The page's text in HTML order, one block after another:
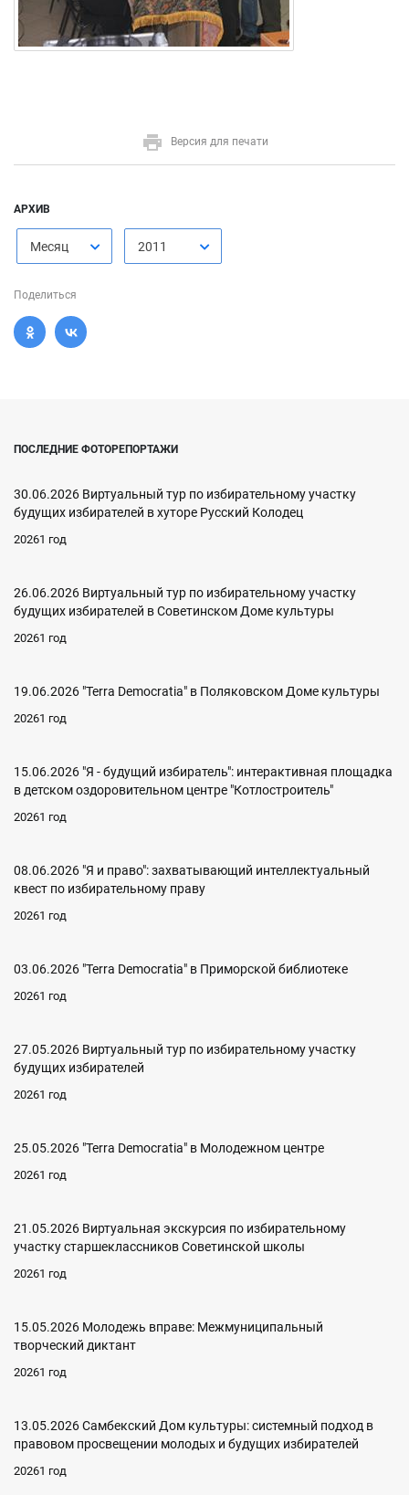
Версия для печати
АРХИВ
Месяц 2011
Поделиться
ПОСЛЕДНИЕ ФОТОРЕПОРТАЖИ
30.06.2026 Виртуальный тур по избирательному участку
будущих избирателей в хуторе Русский Колодец
20261 год
26.06.2026 Виртуальный тур по избирательному участку
будущих избирателей в Советинском Доме культуры
20261 год
19.06.2026 "Terra Democratia" в Поляковском Доме культуры
20261 год
15.06.2026 "Я - будущий избиратель": интерактивная площадка
в детском оздоровительном центре "Котлостроитель"
20261 год
08.06.2026 "Я и право": захватывающий интеллектуальный
квест по избирательному праву
20261 год
03.06.2026 "Terra Democratia" в Приморской библиотеке
20261 год
27.05.2026 Виртуальный тур по избирательному участку
будущих избирателей
20261 год
25.05.2026 "Terra Democratia" в Молодежном центре
20261 год
21.05.2026 Виртуальная экскурсия по избирательному
участку старшеклассников Советинской школы
20261 год
15.05.2026 Молодежь вправе: Межмуниципальный
творческий диктант
20261 год
13.05.2026 Самбекский Дом культуры: системный подход в
правовом просвещении молодых и будущих избирателей
20261 год